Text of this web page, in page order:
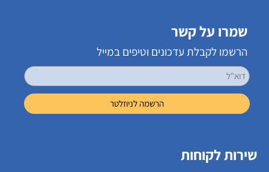
שמרו על קשר
הרשמו לקבלת עדכונים וטיפים במייל
שירות לקוחות